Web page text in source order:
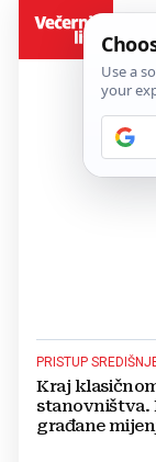
PRISTUP
Kraj
stanovništva.
građane